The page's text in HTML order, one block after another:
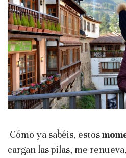
Cómo ya sabéis, estos
cargan las pilas, me